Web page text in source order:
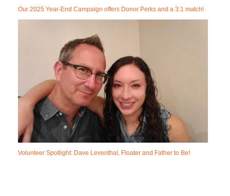
Our 2025 Year-End Campaign offers Donor Perks and a 3:1 match!
Volunteer Spotlight: Dave Leventhal, Floater and Father to Be!